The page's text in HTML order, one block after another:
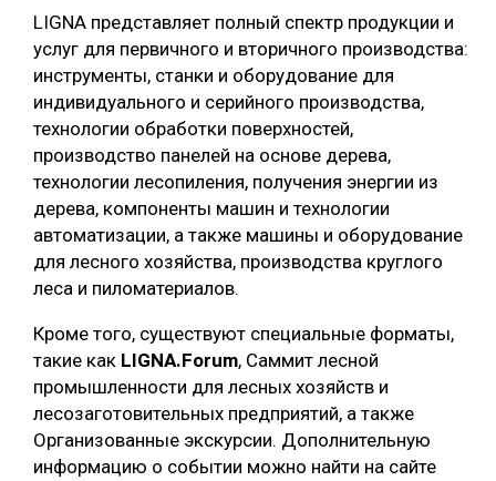
LIGNA представляет полный спектр продукции и
услуг для первичного и вторичного производства:
инструменты, станки и оборудование для
индивидуального и серийного производства,
технологии обработки поверхностей,
производство панелей на основе дерева,
технологии лесопиления, получения энергии из
дерева, компоненты машин и технологии
автоматизации, а также машины и оборудование
для лесного хозяйства, производства круглого
леса и пиломатериалов.
Кроме того, существуют специальные форматы,
такие как LIGNA.Forum, Саммит лесной
промышленности для лесных хозяйств и
лесозаготовительных предприятий, а также
Организованные экскурсии. Дополнительную
информацию о событии можно найти на сайте